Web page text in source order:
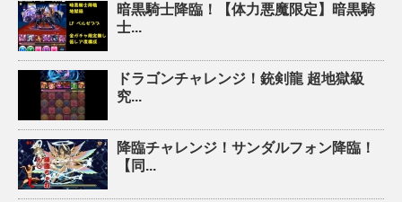
暗黒騎士降臨！【体力悪魔限定】暗黒騎
士...
ドラゴンチャレンジ！銃剣龍 超地獄級
究...
降臨チャレンジ！サンダルフォン降臨！
【同...